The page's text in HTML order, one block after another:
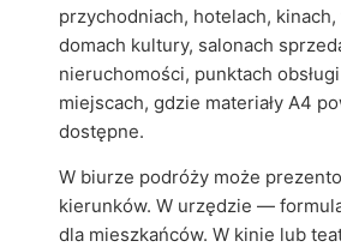
przychodniach, hotelach, kinach,
domach kultury, salonach
nieruchomości, punktach
miejscach, gdzie materiały A4
dostępne.
W biurze podróży może
kierunków. W urzędzie —
dla mieszkańców. W kinie lub